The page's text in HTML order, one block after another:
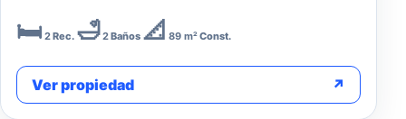
🛏️ 2Rec. 🛁2Baños 📐 89 m²Const.
Ver propiedad ↗